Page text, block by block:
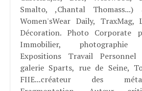
Smalto, ,Chantal
Women'sWear Daily, TraxMag,
Décoration. Photo Corporate
Immobilier, photographie
Expositions Travail
galerie Sparts, rue de Seine,
FIIE...créateur des